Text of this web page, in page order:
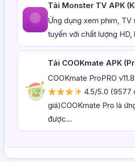
Tải Monster TV APK
Ứng dụng xem phim, TV
tuyến với chất lượng HD,
Tải COOKmate APK
COOKmate ProPRO
4.5/5.0 (9577
giá)COOKmate Pro là
được...